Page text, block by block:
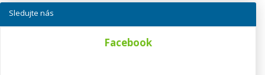
Sledujte nás
Facebook